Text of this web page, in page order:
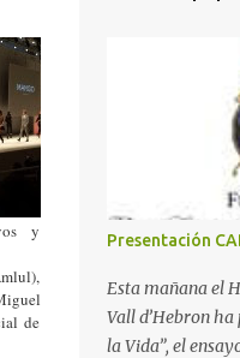
y
de
Presentación
Esta mañana el
Vall d’Hebron
la Vida”, el